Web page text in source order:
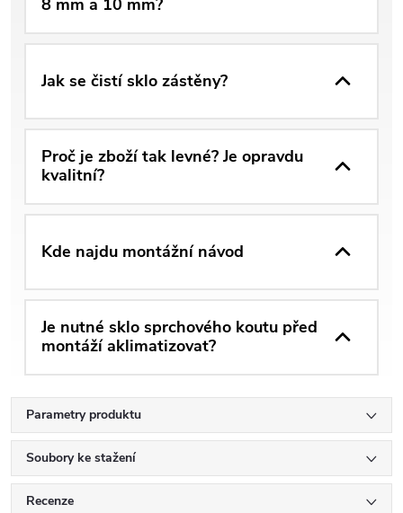
8 mm a 10 mm?
Jak se čistí sklo zástěny?
Proč je zboží tak levné? Je opravdu
kvalitní?
Kde najdu montážní návod
Je nutné sklo sprchového koutu před
montáží aklimatizovat?
Parametry produktu
Soubory ke stažení
Recenze